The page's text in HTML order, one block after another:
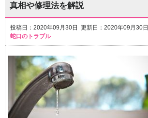
真相や修理法を解説
投稿日：2020年09月30日 更新日：2020年09月30日
蛇口のトラブル